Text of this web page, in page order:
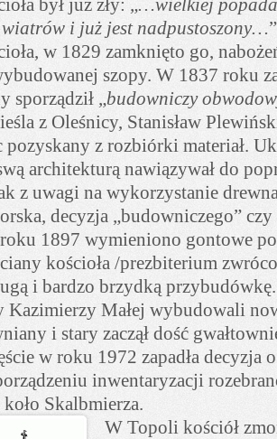
był już zły: „…wielkiej
i już jest nadpustoszony…
w 1829 zamknięto go,
szopy. W 1837 roku
sporządził „budowniczy
z Oleśnicy, Stanisław
z rozbiórki materiał.
architekturą nawiązywał do
z uwagi na wykorzystanie
decyzja „budowniczego”
1897 wymieniono gontowe
kościoła /prezbiterium
i bardzo brzydką
Kazimierzy Małej wybudowali
i stary zaczął dość
w roku 1972 zapadła decyzja
inwentaryzacji
Skalbmierza.
W Topoli kościół